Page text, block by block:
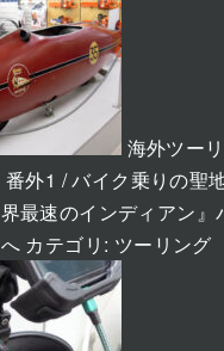
海外ツー
番外1 / バイク乗りの聖
最速のインディアン』
カテゴリ: ツーリング